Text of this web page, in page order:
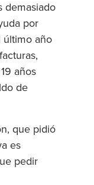
demasiado
por
último año
años
de
que pidió
es
pedir